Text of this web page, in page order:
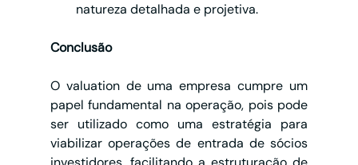
natureza detalhada e projetiva.
Conclusão
O valuation de uma empresa cumpre um
papel fundamental na operação, pois pode
ser utilizado como uma estratégia para
viabilizar operações de entrada de sócios